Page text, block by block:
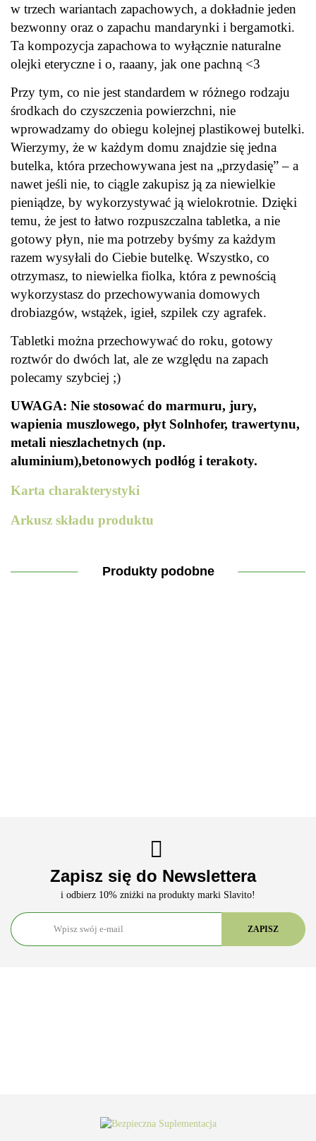
w trzech wariantach zapachowych, a dokładnie jeden
bezwonny oraz o zapachu mandarynki i bergamotki.
Ta kompozycja zapachowa to wyłącznie naturalne
olejki eteryczne i o, raaany, jak one pachną <3
Przy tym, co nie jest standardem w różnego rodzaju
środkach do czyszczenia powierzchni, nie
wprowadzamy do obiegu kolejnej plastikowej butelki.
Wierzymy, że w każdym domu znajdzie się jedna
butelka, która przechowywana jest na „przydasię” – a
nawet jeśli nie, to ciągle zakupisz ją za niewielkie
pieniądze, by wykorzystywać ją wielokrotnie. Dzięki
temu, że jest to łatwo rozpuszczalna tabletka, a nie
gotowy płyn, nie ma potrzeby byśmy za każdym
razem wysyłali do Ciebie butelkę. Wszystko, co
otrzymasz, to niewielka fiolka, która z pewnością
wykorzystasz do przechowywania domowych
drobiazgów, wstążek, igieł, szpilek czy agrafek.
Tabletki można przechowywać do roku, gotowy
roztwór do dwóch lat, ale ze względu na zapach
polecamy szybciej ;)
UWAGA: Nie stosować do marmuru, jury,
wapienia muszlowego, płyt Solnhofer, trawertynu,
metali nieszlachetnych (np.
aluminium),betonowych podłóg i terakoty.
Karta charakterystyki
Arkusz składu produktu
Produkty podobne
Zapisz się do Newslettera
i odbierz 10% zniżki na produkty marki Slavito!